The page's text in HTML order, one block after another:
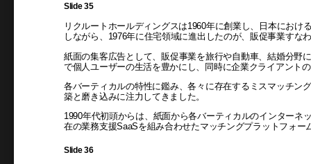
Slide 35
リクルートホールディングスは1960年に創業し、日本にお
しながら、1976年に住宅領域に進出したのが、販促事業すな
紙面の集客広告として、販促事業を旅行や自動車、結婚分野
で個人ユーザーの生活を豊かにし、同時に企業クライアント
各バーティカルの特性に鑑み、各々に存在するミスマッチン
築と磨き込みに注力してきました。
1990年代初頭からは、紙面から各バーティカルのインターネ
在の業務支援SaaSを組み合わせたマッチングプラットフォー
Slide 36